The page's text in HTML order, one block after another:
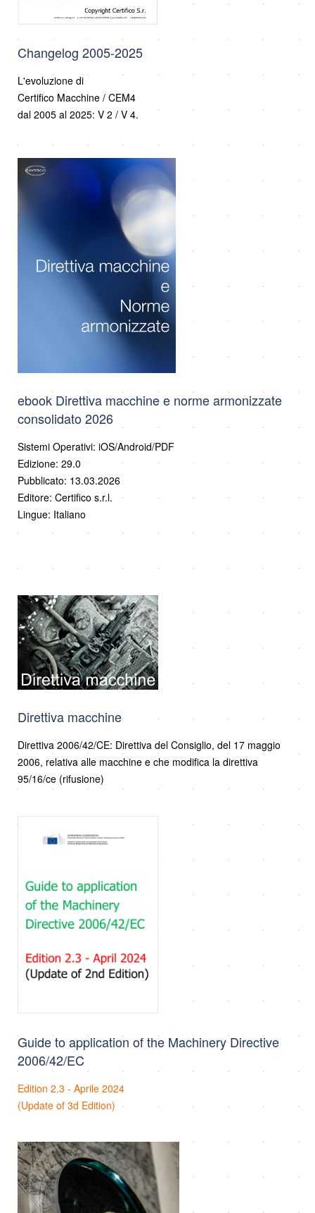
Changelog 2005-2025
L'evoluzione di
Certifico Macchine / CEM4
dal 2005 al 2025: V 2 / V 4.
ebook Direttiva macchine e norme armonizzate
consolidato 2026
Sistemi Operativi: iOS/Android/PDF
Edizione: 29.0
Pubblicato: 13.03.2026
Editore: Certifico s.r.l.
Lingue: Italiano
Direttiva macchine
Direttiva 2006/42/CE: Direttiva del Consiglio, del 17 maggio
2006, relativa alle macchine e che modifica la direttiva
95/16/ce (rifusione)
Guide to application of the Machinery Directive
2006/42/EC
Edition 2.3 - Aprile 2024
(Update of 3d Edition)